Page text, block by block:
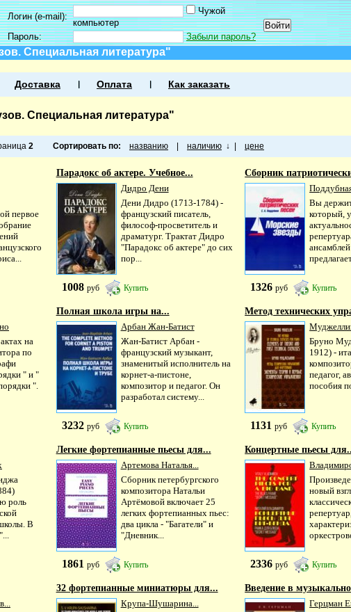
Логин (e-mail):
Чужой
компьютер
Пароль:
Забыли пароль?
Специальная литература"
Доставка Оплата Как заказать
Специальная литература"
2 Сортировать по: названию наличию ↓ цене
первое
Парадокс об актере. Учебное...
Дидро Дени
Дени Дидро (1713-1784) -
французский писатель,
философ-просветитель и
драматург. Трактат Дидро
"Парадокс об актере" до сих
пор...
1008 руб Купить
Сборник
Вы
который,
1326руб Купить
на
по
" и "
".
Полная школа игры на...
Арбан Жан-Батист
Жан-Батист Арбан -
французский музыкант,
знаменитый исполнитель на
корнет-а-пистоне,
композитор и педагог. Он
разработал систему...
3232 руб Купить
Метод технических
Бруно
1912) -
педагог,
пособия
1131руб Купить
роль
В
Легкие фортепианные пьесы для...
Артемова Наталья...
Сборник петербургского
композитора Натальи
Артёмовой включает 25
легких фортепианных пьес:
два цикла - "Багатели" и
"Дневник...
1861 руб Купить
Концертные пьесы
новый
2336руб Купить
32 фортепианные миниатюры для...
Крупа-Шушарина...
Введение в
Герцман